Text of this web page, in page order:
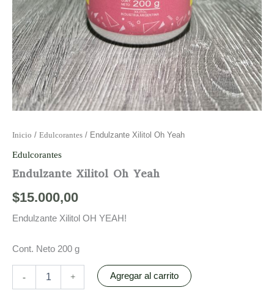
Inicio / Edulcorantes / Endulzante Xilitol Oh Yeah
Edulcorantes
Endulzante Xilitol Oh Yeah
$15.000,00
Endulzante Xilitol OH YEAH!
Cont. Neto 200 g
- + Agregar al carrito